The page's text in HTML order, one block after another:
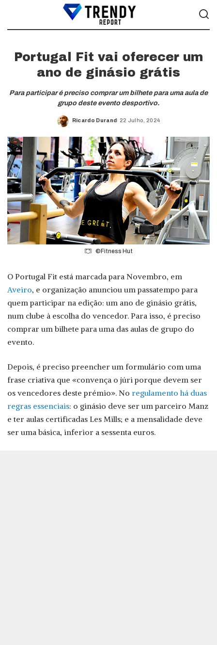
Portugal Fit vai oferecer um
ano de ginásio grátis
Para participar é preciso comprar um bilhete para uma aula de
grupo deste evento desportivo.
Posted
Ricardo Durand 22 Julho, 2024
©Fitness Hut
O Portugal Fit está marcada para Novembro, em
Aveiro, e organização anunciou um passatempo para
quem participar na edição: um ano de ginásio grátis,
num clube à escolha do vencedor. Para isso, é preciso
comprar um bilhete para uma das aulas de grupo do
evento.
Depois, é preciso preencher um formulário com uma
frase criativa que «convença o júri porque devem ser
os vencedores deste prémio». No regulamento há duas
regras essenciais: o ginásio deve ser um parceiro Manz
e ter aulas certificadas Les Mills; e a mensalidade deve
ser uma básica, inferior a sessenta euros.